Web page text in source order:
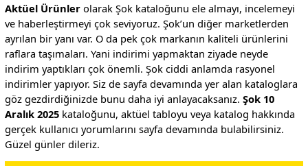
Aktüel Ürünlerolarak Şok kataloğunu ele almayı, incelemeyi
ve haberleştirmeyi çok seviyoruz. Şok’un diğer marketlerden
ayrılan bir yanı var. O da pek çok markanın kaliteli ürünlerini
raflara taşımaları. Yani indirimi yapmaktan ziyade neyde
indirim yaptıkları çok önemli. Şok ciddi anlamda rasyonel
indirimler yapıyor. Siz de sayfa devamında yer alan kataloglara
göz gezdirdiğinizde bunu daha iyi anlayacaksanız. Şok 10
Aralık 2025kataloğunu, aktüel tabloyu veya katalog hakkında
gerçek kullanıcı yorumlarını sayfa devamında bulabilirsiniz.
Güzel günler dileriz.